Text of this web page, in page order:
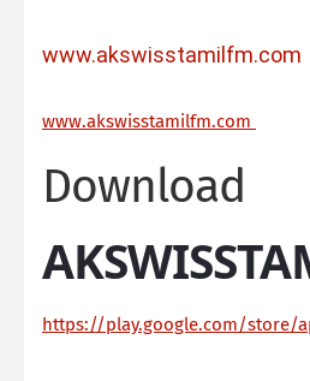
www.akswisstamilfm.com
www.akswisstamilfm.com
Download
https://play.google.com/store/